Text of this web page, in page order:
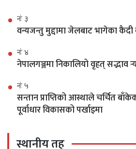
नंः ३
वन्यजन्तु मुद्दामा जेलबाट भागेका
नंः ४
नेपालगञ्जमा निकालियो वृहत् सद्भाव
नंः ५
सन्तान प्राप्तिको आस्थाले चर्चित
पूर्वाधार विकासको पर्खाइमा
स्थानीय तह